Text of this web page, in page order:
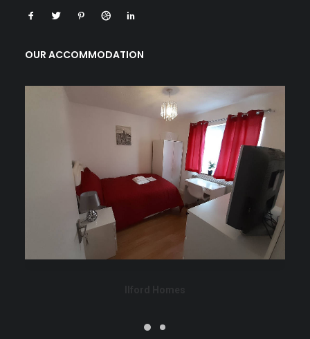
OUR ACCOMMODATION